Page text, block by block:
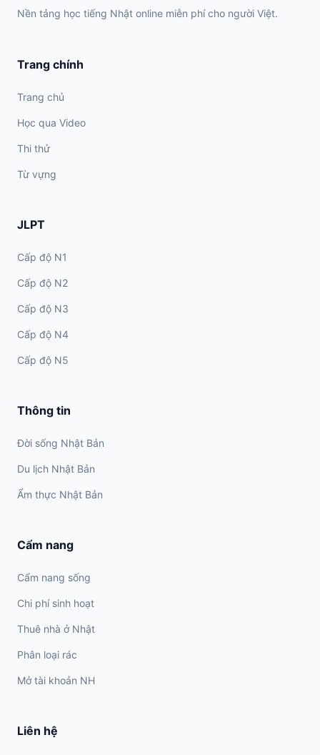
Nền tảng học tiếng Nhật online miễn phí cho người Việt.
Trang chính
Trang chủ
Học qua Video
Thi thử
Từ vựng
JLPT
Cấp độ N1
Cấp độ N2
Cấp độ N3
Cấp độ N4
Cấp độ N5
Thông tin
Đời sống Nhật Bản
Du lịch Nhật Bản
Ẩm thực Nhật Bản
Cẩm nang
Cẩm nang sống
Chi phí sinh hoạt
Thuê nhà ở Nhật
Phân loại rác
Mở tài khoản NH
Liên hệ